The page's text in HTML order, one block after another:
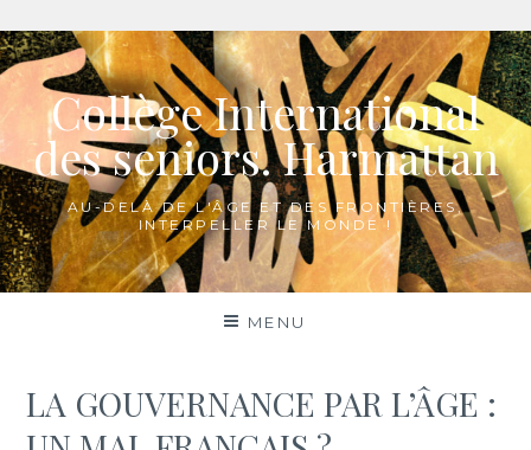
Aller
au
contenuCollège International
des seniors. Harmattan
AU-DELÀ DE L'ÂGE ET DES FRONTIÈRES,
INTERPELLER LE MONDE !
MENU
LA GOUVERNANCE PAR L’ÂGE :